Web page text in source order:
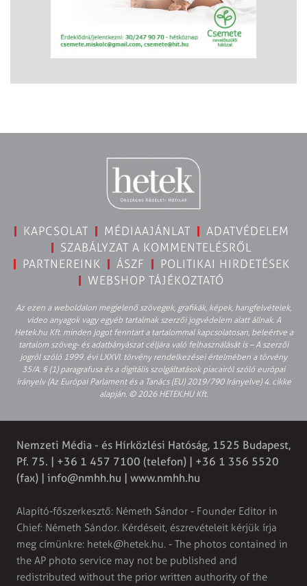
KAPCSOLAT MÉDIAAJÁNLAT
ADATVÉDELEM
SZABÁLYZAT A KOMMENTELÉSRŐL
PARTNEREINK
ÁSZF
POLITIKAI HIRDETÉSEK
WEBSHOP TÁJÉKOZTATÓ
Az ezen a weboldalon megjelenő szövegek, grafikák, képek, hangfelvételek,
video anyagok vagy egyéb tartalmak szerzői jogvédelem alatt állnak. A
Hetek.hu Kft. minden jogot fenntart a tartalommal kapcsolatosan, beleértve a
tartalom szöveg- és adatbányászat céljára való felhasználását is – A szerzői
jogról szóló 1999. évi LXXVI. törvény rendelkezései értelmében a törvény
35/A. § (1) paragrafusa és a digitális szolgáltatások piacairól szóló európai
irányelv (Az Európai Parlament és a Tanács (EU) 2019/790 Irányelve) 4. cikke
alapján. © 2026 HETEK.HU Kft.
Nemzeti Média - és Hírközlési Hatóság, 1525 Budapest,
Pf. 75. | +36 1 457 7100 (telefon) | +36 1 356 5520
(fax) | info@nmhh.hu | www.nmhh.hu
Alapító-főszerkesztő: Németh Sándor - Founder Editor in
Chief: Németh Sándor. Kérdéseit, észrevételeit kérjük írja
meg címünkre: hetek@hetek.hu. - The photos contained in
the AP photo service may not be published and
redistributed without the prior written authority of the